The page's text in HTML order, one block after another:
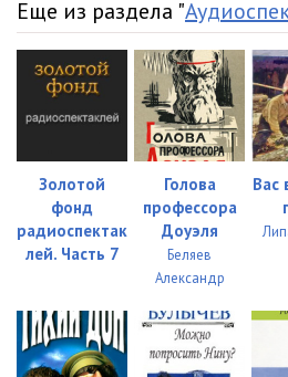
Еще из раздела "
Золотой
фонд
радиоспектак
лей. Часть 7
Голова
профессора
Доуэля
Беляев
Александр
Вас